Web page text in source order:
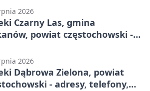
2026
Czarny Las, gmina
powiat częstochowski -
2026
Dąbrowa Zielona, powiat
- adresy, telefony,